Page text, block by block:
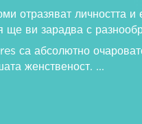
отразяват личността
ще ви зарадва с
са абсолютно
женственост. ...